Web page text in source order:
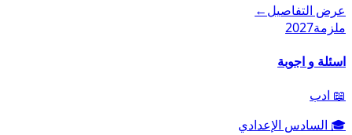
عرض التفاصيل←
ملزمة2027
اسئلة و اجوبة
📖 ادب
🎓 السادس الإعدادي